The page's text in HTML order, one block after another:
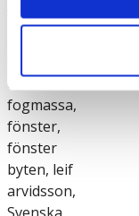
drev,
fogmassa,
fönster,
fönster
byten, leif
arvidsson,